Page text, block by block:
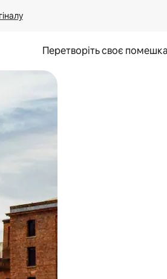
Перетворіть своє
дотику та гортання.